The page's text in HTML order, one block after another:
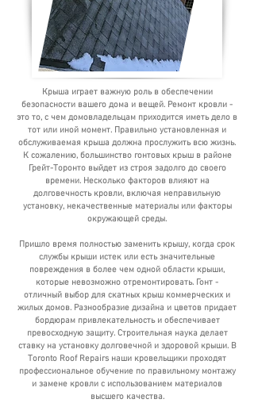
Крыша играет важную роль в обеспечении
безопасности вашего дома и вещей. Ремонт кровли -
это то, с чем домовладельцам приходится иметь дело в
тот или иной момент. Правильно установленная и
обслуживаемая крыша должна прослужить всю жизнь.
К сожалению, большинство гонтовых крыш в районе
Грейт-Торонто выйдет из строя задолго до своего
времени. Несколько факторов влияют на
долговечность кровли, включая неправильную
установку, некачественные материалы или факторы
окружающей среды.
Пришло время полностью заменить крышу, когда срок
службы крыши истек или есть значительные
повреждения в более чем одной области крыши,
которые невозможно отремонтировать. Гонт -
отличный выбор для скатных крыш коммерческих и
жилых домов. Разнообразие дизайна и цветов придает
бордюрам привлекательность и обеспечивает
превосходную защиту. Строительная наука делает
ставку на установку долговечной и здоровой крыши. В
Toronto Roof Repairs наши кровельщики проходят
профессиональное обучение по правильному монтажу
и замене кровли с использованием материалов
высшего качества.